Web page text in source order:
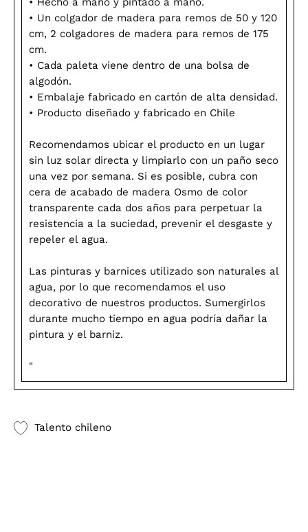
• Un colgador de madera para remos de 50 y 120
cm, 2 colgadores de madera para remos de 175
cm.
• Cada paleta viene dentro de una bolsa de
algodón.
• Embalaje fabricado en cartón de alta densidad.
• Producto diseñado y fabricado en Chile
Recomendamos ubicar el producto en un lugar
sin luz solar directa y limpiarlo con un paño seco
una vez por semana. Si es posible, cubra con
cera de acabado de madera Osmo de color
transparente cada dos años para perpetuar la
resistencia a la suciedad, prevenir el desgaste y
repeler el agua.
Las pinturas y barnices utilizado son naturales al
agua, por lo que recomendamos el uso
decorativo de nuestros productos. Sumergirlos
durante mucho tiempo en agua podría dañar la
pintura y el barniz.
"
Talento chileno